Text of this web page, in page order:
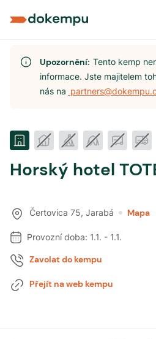
Upozornění:Tento kemp
informace. Jste majitelem
nás na
Horský hotel
Čertovica 75, Jarabá Mapa
Provozní doba: 1.1. - 1.1.
Zavolat do kempu
Přejít na web kempu